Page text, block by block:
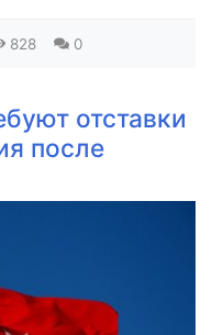
828 0
отставки
после